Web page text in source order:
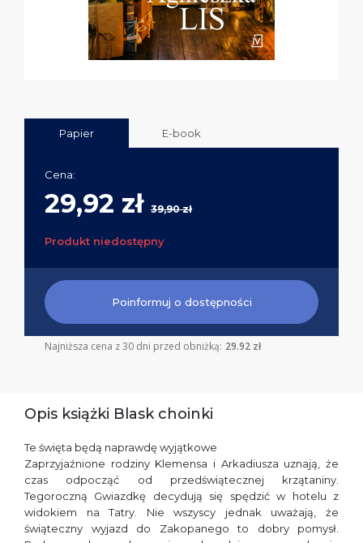
Papier E-book
Cena:
29,92 zł 39,90 zł
Produkt niedostępny
Poinformuj o dostępności
Najniższa cena z 30 dni przed obniżką: 29.92 zł
Opis książki Blask choinki
Te święta będą naprawdę wyjątkowe
Zaprzyjaźnione rodziny Klemensa i Arkadiusza uznają, że
czas odpocząć od przedświątecznej krzątaniny.
Tegoroczną Gwiazdkę decydują się spędzić w hotelu z
widokiem na Tatry. Nie wszyscy jednak uważają, że
świąteczny wyjazd do Zakopanego to dobry pomysł.